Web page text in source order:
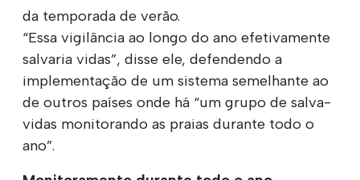
da temporada de verão.
“Essa vigilância ao longo do ano efetivamente
salvaria vidas”, disse ele, defendendo a
implementação de um sistema semelhante ao
de outros países onde há “um grupo de salva-
vidas monitorando as praias durante todo o
ano”.